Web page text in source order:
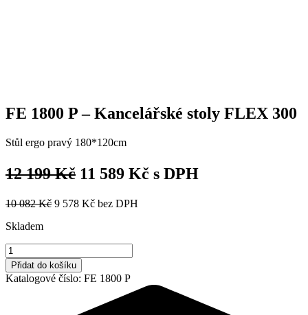
FE 1800 P – Kancelářské stoly FLEX 300
Stůl ergo pravý 180*120cm
12 199Kč 11 589 Kč s DPH
10 082Kč 9 578 Kč bez DPH
Skladem
FE
1800
P
-
Přidat do košíku
Katalogové číslo: FE 1800 P